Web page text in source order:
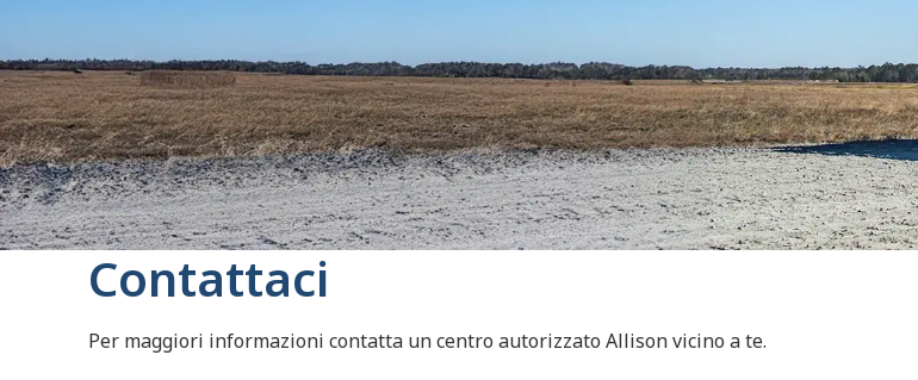
Contattaci
Per maggiori informazioni contatta un centro autorizzato Allison vicino a te.